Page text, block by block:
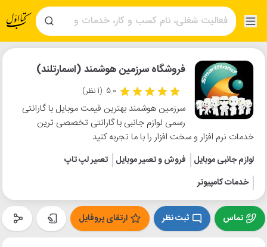
فروشگاه سرزمین هوشمند (اسمارتلند)
5.0 (1 نظر)
سرزمین هوشمند بهترین قیمت موبایل با گارانتی
رسمی لوازم جانبی با گارانتی تخصصی ترین
خدمات نرم افزار و سخت افزار را با ما تجربه کنید
لوازم جانبی موبایل فروش و تعمیر موبایل
تعمیر لپ تاپ
خدمات کامپیوتر
تماس ثبت نظر ارتقای پروفایل